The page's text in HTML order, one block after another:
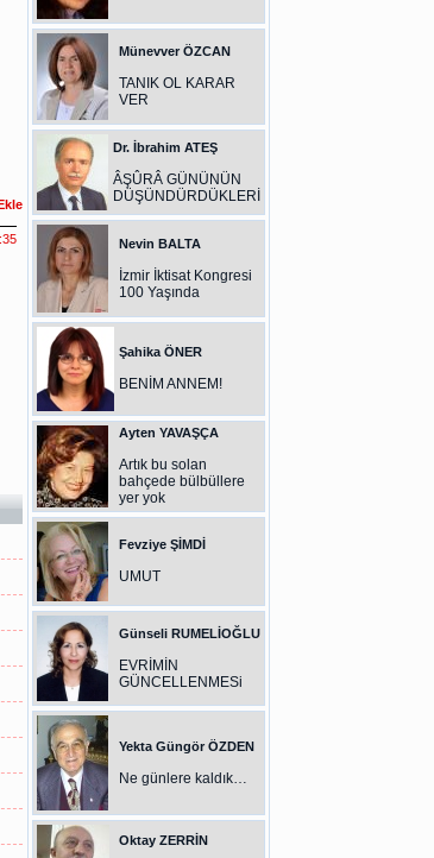
Münevver ÖZCAN
TANIK OL KARAR
VER
Dr. İbrahim ATEŞ
ÂŞÛRÂ GÜNÜNÜN
DÜŞÜNDÜRDÜKLERİ
Nevin BALTA
İzmir İktisat Kongresi
100 Yaşında
Şahika ÖNER
BENİM ANNEM!
Ayten YAVAŞÇA
Artık bu solan
bahçede bülbüllere
yer yok
Fevziye ŞİMDİ
UMUT
Günseli RUMELİOĞLU
EVRİMİN
GÜNCELLENMESi
Yekta Güngör ÖZDEN
Ne günlere kaldık…
Oktay ZERRİN